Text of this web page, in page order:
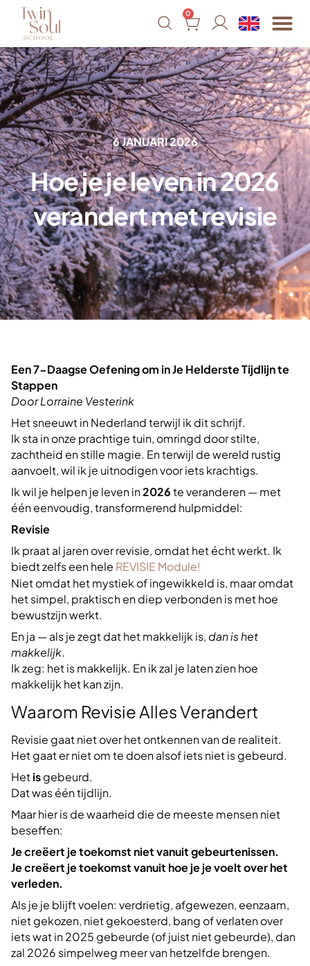
0
6 JANUARI 2026
Hoe je je leven in 2026
verandert met revisie
Een 7-Daagse Oefening om in Je Helderste Tijdlijn te
Stappen
Door Lorraine Vesterink
Het sneeuwt in Nederland terwijl ik dit schrijf.
Ik sta in onze prachtige tuin, omringd door stilte,
zachtheid en stille magie. En terwijl de wereld rustig
aanvoelt, wil ik je uitnodigen voor iets krachtigs.
Ik wil je helpen je leven in2026te veranderen — met
één eenvoudig, transformerend hulpmiddel:
Revisie
Ik praat al jaren over revisie, omdat het écht werkt. Ik
biedt zelfs een hele REVISIE Module!
Niet omdat het mystiek of ingewikkeld is, maar omdat
het simpel, praktisch en diep verbonden is met hoe
bewustzijn werkt.
En ja — als je zegt dat het makkelijk is, dan is het
makkelijk.
Ik zeg: het is makkelijk. En ik zal je laten zien hoe
makkelijk het kan zijn.
Waarom Revisie Alles Verandert
Revisie gaat niet over het ontkennen van de realiteit.
Het gaat er niet om te doen alsof iets niet is gebeurd.
Hetisgebeurd.
Dat was één tijdlijn.
Maar hier is de waarheid die de meeste mensen niet
beseffen:
Je creëert je toekomst niet vanuit gebeurtenissen.
Je creëert je toekomst vanuit hoe je je voelt over het
verleden.
Als je je blijft voelen: verdrietig, afgewezen, eenzaam,
niet gekozen, niet gekoesterd, bang of verlaten over
iets wat in 2025 gebeurde (of juist niet gebeurde), dan
zal 2026 simpelweg meer van hetzelfde brengen.